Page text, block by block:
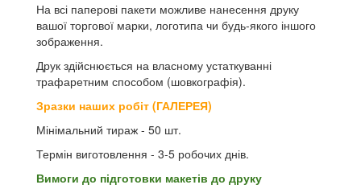
На всі паперові пакети можливе нанесення друку
вашої торгової марки, логотипа чи будь-якого іншого
зображення.
Друк здійснюється на власному устаткуванні
трафаретним способом (шовкографія).
Зразки наших робіт (ГАЛЕРЕЯ)
Мінімальний тираж - 50 шт.
Термін виготовлення - 3-5 робочих днів.
Вимоги до підготовки макетів до друку